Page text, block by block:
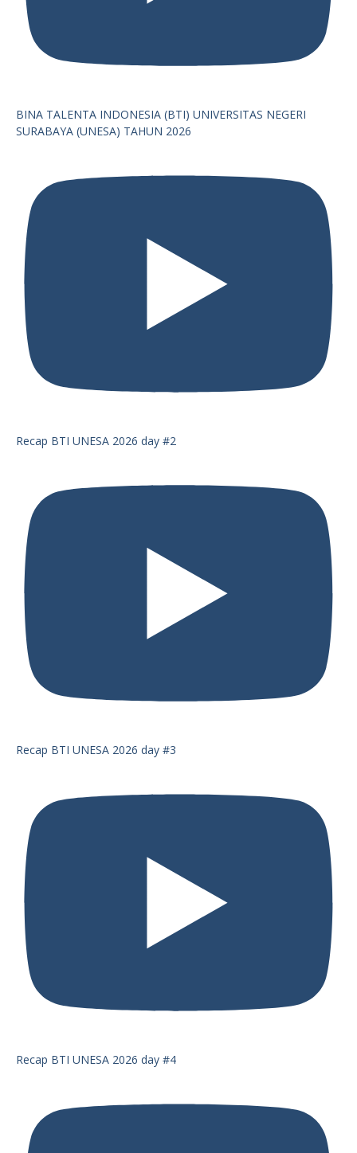
BINA TALENTA INDONESIA (BTI) UNIVERSITAS NEGERI
SURABAYA (UNESA) TAHUN 2026
Recap BTI UNESA 2026 day #2
Recap BTI UNESA 2026 day #3
Recap BTI UNESA 2026 day #4